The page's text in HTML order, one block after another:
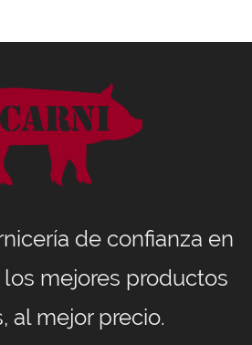
de confianza en
mejores productos
al mejor precio.